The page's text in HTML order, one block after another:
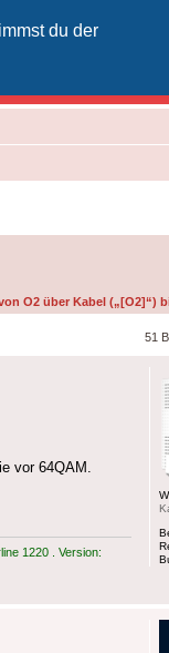
du derVodafone-
O2 über Kabel („[O2]“)
51
vor 64QAM.
1220 . Version: